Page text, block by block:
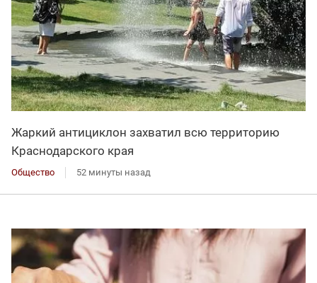
Жаркий антициклон захватил всю территорию
Краснодарского края
Общество 52 минуты назад